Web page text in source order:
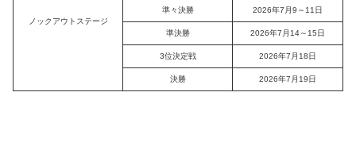
ノックアウトステージ
準々決勝 2026年7月9～11日
準決勝 2026年7月14～15日
3位決定戦 2026年7月18日
決勝 2026年7月19日